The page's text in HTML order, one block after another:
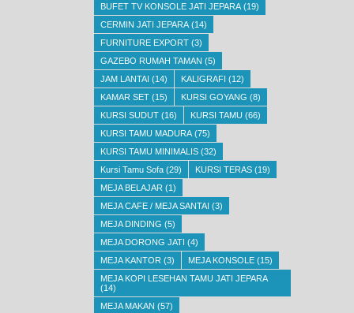
BUFET TV KONSOLE JATI JEPARA (19)
CERMIN JATI JEPARA (14)
FURNITURE EXPORT (3)
GAZEBO RUMAH TAMAN (5)
JAM LANTAI (14) KALIGRAFI (12)
KAMAR SET (15) KURSI GOYANG (8)
KURSI SUDUT (16) KURSI TAMU (66)
KURSI TAMU MADURA (75)
KURSI TAMU MINIMALIS (32)
Kursi Tamu Sofa (29) KURSI TERAS (19)
MEJA BELAJAR (1)
MEJA CAFE / MEJA SANTAI (3)
MEJA DINDING (5)
MEJA DORONG JATI (4)
MEJA KANTOR (3) MEJA KONSOLE (15)
MEJA KOPI LESEHAN TAMU JATI JEPARA
(14)
MEJA MAKAN (57)